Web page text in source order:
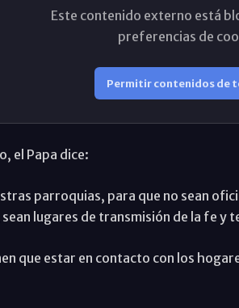
Este contenido externo está
preferencias de
Permitir contenidos de
el Papa dice:
parroquias, para que no sean
lugares de transmisión de la fe y
que estar en contacto con los